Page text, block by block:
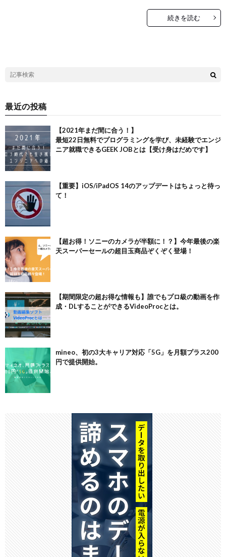
続きを読む
最近の投稿
【2021年まだ間に合う！】
最短22日無料でプログラミングを学び、未経験でエンジ
ニア就職できるGEEK JOBとは【受け身はだめです】
【重要】iOS/iPadOS 14のアップデートはちょっと待っ
て！
【超お得！ソニーのカメラが半額に！？】今年最後の楽
天スーパーセールの超目玉商品ぞくぞく登場！
【期間限定の超お得な情報も】誰でもプロ級の動画を作
成・DLすることができるVideoProcとは。
mineo、初の3大キャリア対応「5G」を月額プラス200
円で提供開始。